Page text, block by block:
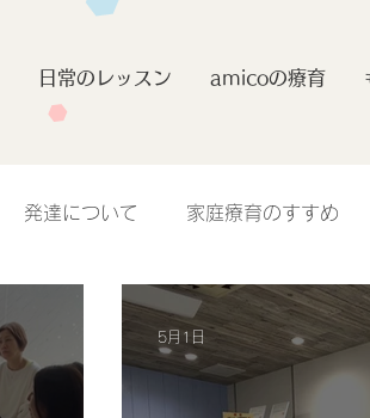
日常のレッスン amicoの療育
発達について 家庭療育のすすめ
5月1日